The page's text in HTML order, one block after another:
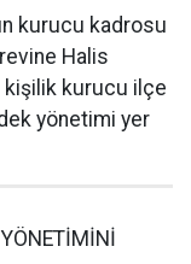
kurucu kadrosu
Halis
kişilik kurucu ilçe
yönetimi yer
YÖNETİMİNİ